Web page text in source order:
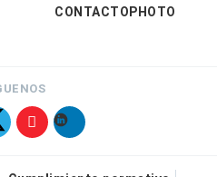
CONTACTOPHOTO